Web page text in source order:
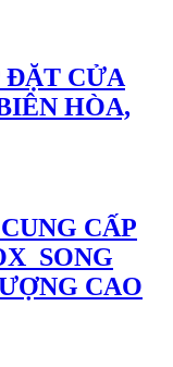
ĐẶT CỬA
HÒA,
CẤP
SONG
CAO